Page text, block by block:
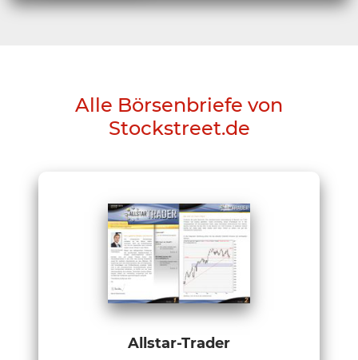
Alle Börsenbriefe von
Stockstreet.de
Allstar-Trader